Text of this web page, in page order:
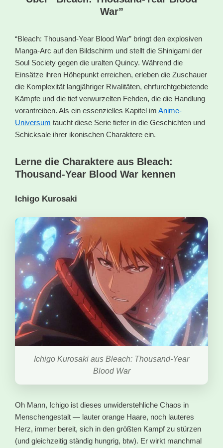
War”
“Bleach: Thousand-Year Blood War” bringt den explosiven
Manga-Arc auf den Bildschirm und stellt die Shinigami der
Soul Society gegen die uralten Quincy. Während die
Einsätze ihren Höhepunkt erreichen, erleben die Zuschauer
die Komplexität langjähriger Rivalitäten, ehrfurchtgebietende
Kämpfe und die tief verwurzelten Fehden, die die Handlung
vorantreiben. Als ein essenzielles Kapitel im Anime-
Universum taucht diese Serie tiefer in die Geschichten und
Schicksale ihrer ikonischen Charaktere ein.
Lerne die Charaktere aus Bleach:
Thousand-Year Blood War kennen
Ichigo Kurosaki
Ichigo Kurosaki aus Bleach: Thousand-Year
Blood War
Oh Mann, Ichigo ist dieses unwiderstehliche Chaos in
Menschengestalt — lauter orange Haare, noch lauteres
Herz, immer bereit, sich in den größten Kampf zu stürzen
(und gleichzeitig ständig hungrig, btw). Er wirkt manchmal